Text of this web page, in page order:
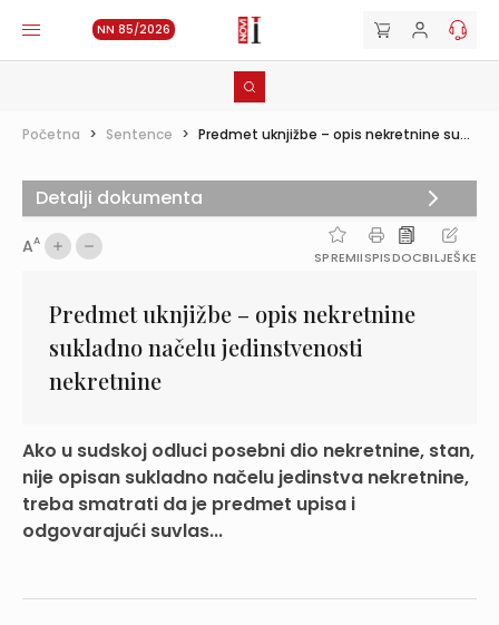
NN 85/2026
Početna > Sentence > Predmet uknjižbe – opis nekretnine su...
AA
SPREMIISPISDOCBILJEŠKE
Predmet uknjižbe – opis nekretnine
sukladno načelu jedinstvenosti
nekretnine
Ako u sudskoj odluci posebni dio nekretnine, stan,
nije opisan sukladno načelu jedinstva nekretnine,
treba smatrati da je predmet upisa i
odgovarajući suvlas...
Detalji dokumenta